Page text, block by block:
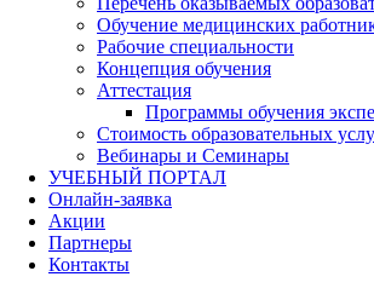
Обучение медицинских
Рабочие специальности
Концепция обучения
Аттестация
Программы обучения
Стоимость образовательных
Вебинары и Семинары
УЧЕБНЫЙ ПОРТАЛ
Онлайн-заявка
Акции
Партнеры
Контакты